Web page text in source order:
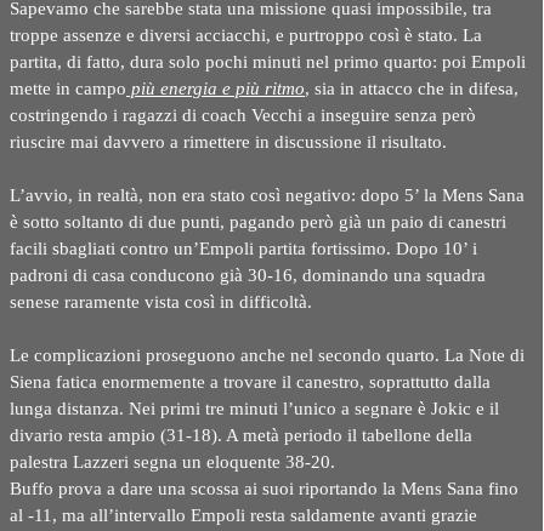
Sapevamo che sarebbe stata una missione quasi impossibile, tra
troppe assenze e diversi acciacchi, e purtroppo così è stato. La
partita, di fatto, dura solo pochi minuti nel primo quarto: poi Empoli
mette in campo più energia e più ritmo, sia in attacco che in difesa,
costringendo i ragazzi di coach Vecchi a inseguire senza però
riuscire mai davvero a rimettere in discussione il risultato.
L’avvio, in realtà, non era stato così negativo: dopo 5’ la Mens Sana
è sotto soltanto di due punti, pagando però già un paio di canestri
facili sbagliati contro un’Empoli partita fortissimo. Dopo 10’ i
padroni di casa conducono già 30-16, dominando una squadra
senese raramente vista così in difficoltà.
Le complicazioni proseguono anche nel secondo quarto. La Note di
Siena fatica enormemente a trovare il canestro, soprattutto dalla
lunga distanza. Nei primi tre minuti l’unico a segnare è Jokic e il
divario resta ampio (31-18). A metà periodo il tabellone della
palestra Lazzeri segna un eloquente 38-20.
Buffo prova a dare una scossa ai suoi riportando la Mens Sana fino
al -11, ma all’intervallo Empoli resta saldamente avanti grazie